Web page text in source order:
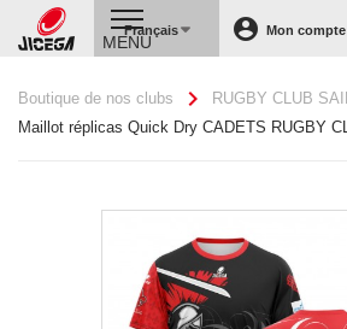
account_circle Mon compte
Français
MENU
Boutique de nos clubs chevron_right RUGBY CLUB
Maillot réplicas Quick Dry CADETS RUGBY